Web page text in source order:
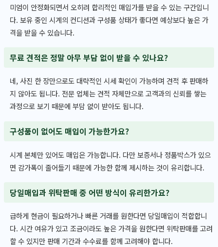
미엄이 안정화되면서 오히려 합리적인 매입가를 받을 수 있는 구간입니
다. 보유 중인 시계의 컨디션과 구성품 상태가 좋다면 예상보다 높은 가
격을 받을 수 있습니다.
무료 견적은 정말 아무 부담 없이 받을 수 있나요?
네, 사진 한 장만으로도 대략적인 시세 확인이 가능하며 견적 후 판매하
지 않아도 됩니다. 전문 업체는 견적 자체만으로 고객과의 신뢰를 쌓는
과정으로 보기 때문에 부담 없이 받아도 됩니다.
구성품이 없어도 매입이 가능한가요?
시계 본체만 있어도 매입은 가능합니다. 다만 보증서나 정품박스가 있으
면 감가폭이 줄어들기 때문에 가능한 함께 제시하는 것이 유리합니다.
당일매입과 위탁판매 중 어떤 방식이 유리한가요?
급하게 현금이 필요하거나 빠른 거래를 원한다면 당일매입이 적합합니
다. 시간 여유가 있고 조금이라도 높은 가격을 원한다면 위탁판매를 고려
할 수 있지만 판매 기간과 수수료를 함께 고려해야 합니다.